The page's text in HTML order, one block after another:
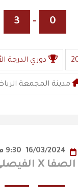
0
-
3
دوري الدرجة
مدينة المجمعة
الصفا X الفيصلي